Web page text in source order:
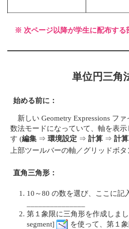
※ 次ページ以降が学生に配布する
単位円三角
始める前に：
新しい Geometry Expressions フ
数法モードになっていて、軸を表
す (編集 ⇒環境設定 ⇒計算 ⇒計算
上部ツールバーの軸／グリッドボタ
直角三角形：
10～80 の数を選び、ここに
第１象限に三角形を作成しま
segment]
を使って、第１